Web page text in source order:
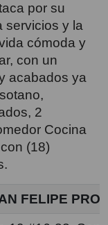
por su
servicios y la
cómoda y
con un
acabados ya
2
Cocina
(18)
FELIPE